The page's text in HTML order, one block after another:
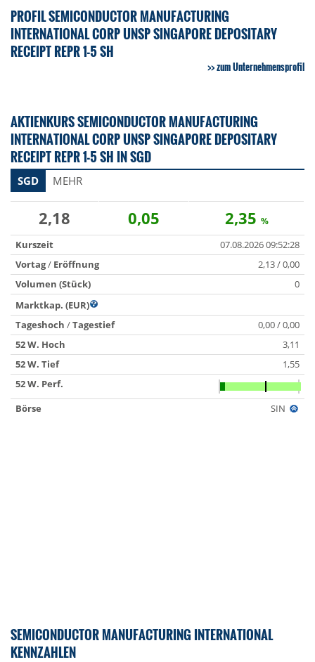
PROFIL SEMICONDUCTOR MANUFACTURING
INTERNATIONAL CORP UNSP SINGAPORE DEPOSITARY
RECEIPT REPR 1-5 SH
zum Unternehmensprofil
AKTIENKURS SEMICONDUCTOR MANUFACTURING
INTERNATIONAL CORP UNSP SINGAPORE DEPOSITARY
RECEIPT REPR 1-5 SH IN SGD
SGD MEHR
2,18 0,05 2,35 %
Kurszeit
07.08.2026 09:52:28
Vortag/ Eröffnung
2,13 / 0,00
Volumen (Stück)
0
Marktkap. (EUR)
Tageshoch /Tagestief
0,00 / 0,00
52 W. Hoch
3,11
52 W. Tief
1,55
52 W. Perf.
Börse
SIN
SEMICONDUCTOR MANUFACTURING INTERNATIONAL
KENNZAHLEN